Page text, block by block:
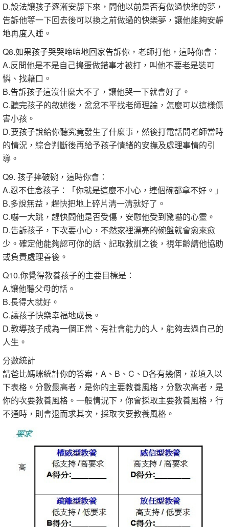
D.設法讓孩子逐漸安靜下來，問他以前是否有做過快樂的夢，
告訴他等一下回去後可以換之前做過的快樂夢，讓他能夠安靜
地再度入睡。
Q8.如果孩子哭哭啼啼地回家告訴你，老師打他，這時你會：
A.反問他是不是自己搗蛋做錯事才被打，叫他不要老是裝可
憐、找藉口。
B.告訴孩子這沒什麼大不了，讓他哭一下就會好了。
C.聽完孩子的敘述後，忿忿不平找老師理論，怎麼可以這樣傷
害小孩。
D.要孩子說給你聽究竟發生了什麼事，然後打電話問老師當時
的情況，綜合判斷後再給予孩子情緒的安撫及處理事情的引
導。
Q9. 孩子摔破碗，這時你會：
A.忍不住念孩子：「你就是這麼不小心，連個碗都拿不好。」
B.多說無益，趕快把地上碎片清一清就好了。
C.嚇一大跳，趕快問他是否受傷，安慰他受到驚嚇的心靈。
D.告訴孩子，下次要小心，不然家裡漂亮的碗盤就會愈來愈
少。確定他能夠認可你的話、記取教訓之後，視年齡請他協助
或負責處理善後。
Q10.你覺得教養孩子的主要目標是：
A.讓他聽父母的話。
B.長得大就好。
C.讓孩子快樂幸福地成長。
D.教導孩子成為一個正當、有社會能力的人，能夠去過自己的
人生。
分數統計
請爸比媽咪統計你的答案，A、B、C、D各有幾個，並填入以
下表格。分數最高者，是你的主要教養風格，分數次高者，是
你的次要教養風格。一般情況下，你會採取主要教養風格，行
不通時，則會退而求其次，採取次要教養風格。